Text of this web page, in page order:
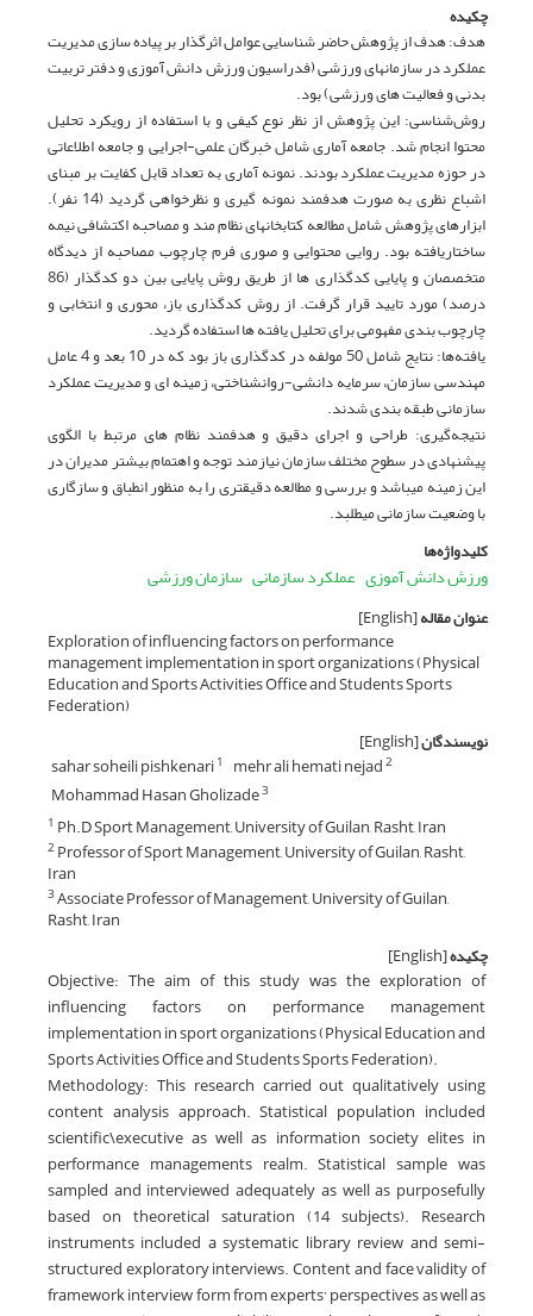
چکیده
هدف: هدف از پژوهش حاضر شناسایی عوامل اثرگذار بر پیاده ‏سازی مدیریت
عملکرد در سازمان‏های ورزشی (فدراسیون ورزش دانش آموزی و دفتر تربیت
بدنی و فعالیت های ورزشی) بود.
روش‌شناسی: این پژوهش از نظر نوع کیفی و با استفاده از رویکرد تحلیل
محتوا انجام شد. جامعه آماری شامل خبرگان علمی-اجرایی و جامعه اطلاعاتی
در حوزه مدیریت عملکرد بودند. نمونه آماری به تعداد قابل کفایت بر مبنای
اشباع نظری به صورت هدفمند نمونه‏ گیری و نظرخواهی گردید (14 نفر).
ابزارهای پژوهش شامل مطالعه کتابخانه‏ای نظام‏ مند و مصاحبه اکتشافی نیمه
‏ساختاریافته بود. روایی محتوایی و صوری فرم چارچوب مصاحبه از دیدگاه
متخصصان و پایایی کدگذاری‏ ها از طریق روش پایایی بین دو کدگذار (86
درصد) مورد تایید قرار گرفت. از روش کدگذاری باز، محوری و انتخابی و
چارچوب‏ بندی مفهومی برای تحلیل یافته‏ ها استفاده گردید.
یافته‌ها: نتایج شامل 50 مولفه در کدگذاری باز بود که در 10 بعد و 4 عامل
مهندسی سازمان، سرمایه دانشی-روانشناختی، زمینه ای و مدیریت عملکرد
سازمانی طبقه بندی شدند.
نتیجه‌گیری: طراحی و اجرای دقیق و هدفمند نظام‏ های مرتبط با الگوی
پیشنهادی در سطوح مختلف سازمان نیازمند توجه و اهتمام بیشتر مدیران در
این زمینه می‏باشد و بررسی و مطالعه دقیق‏تری را به منظور انطباق و سازگاری
با وضعیت سازمانی می‏طلبد.
کلیدواژه‌ها
ورزش دانش‏ آموزی عملکرد سازمانی سازمان ورزشی
عنوان مقاله[English]
Exploration of influencing factors on performance
management implementation in sport organizations (Physical
Education and Sports Activities Office and Students Sports
Federation)
نویسندگان[English]
sahar soheili pishkenari1 mehr ali hemati nejad2
Mohammad Hasan Gholizade3
1 Ph.D Sport Management, University of Guilan, Rasht, Iran
2Professor of Sport Management, University of Guilan, Rasht,
Iran
3Associate Professor of Management, University of Guilan,
Rasht, Iran
چکیده[English]
Objective: The aim of this study was the exploration of
influencing factors on performance management
implementation in sport organizations (Physical Education and
Sports Activities Office and Students Sports Federation).
Methodology: This research carried out qualitatively using
content analysis approach. Statistical population included
scientific\executive as well as information society elites in
performance managements realm. Statistical sample was
sampled and interviewed adequately as well as purposefully
based on theoretical saturation (14 subjects). Research
instruments included a systematic library review and semi-
structured exploratory interviews. Content and face validity of
framework interview form from experts’ perspectives as well as